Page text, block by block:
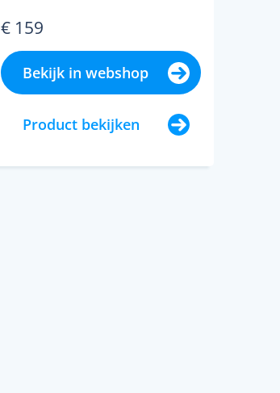
dandara tafel com...
€ 159
Bekijk in webshop
Product bekijken